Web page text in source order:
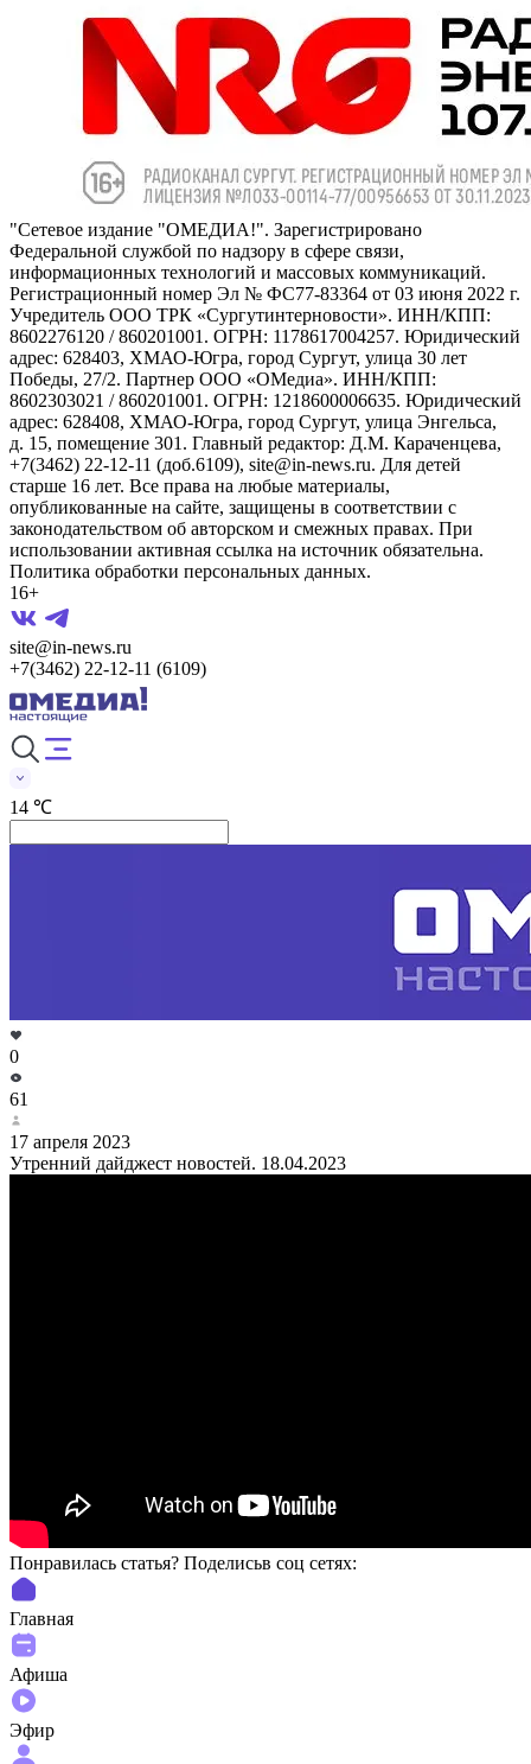
"Сетевое издание "ОМЕДИА!". Зарегистрировано
Федеральной службой по надзору в сфере связи,
информационных технологий и массовых коммуникаций.
Регистрационный номер Эл № ФС77-83364 от 03 июня 2022 г.
Учредитель ООО ТРК «Сургутинтерновости». ИНН/КПП:
8602276120 / 860201001. ОГРН: 1178617004257. Юридический
адрес: 628403, ХМАО-Югра, город Сургут, улица 30 лет
Победы, 27/2. Партнер ООО «ОМедиа». ИНН/КПП:
8602303021 / 860201001. ОГРН: 1218600006635. Юридический
адрес: 628408, ХМАО-Югра, город Сургут, улица Энгельса,
д. 15, помещение 301. Главный редактор: Д.М. Караченцева,
+7(3462) 22-12-11 (доб.6109), site@in-news.ru. Для детей
старше 16 лет. Все права на любые материалы,
опубликованные на сайте, защищены в соответствии с
законодательством об авторском и смежных правах. При
использовании активная ссылка на источник обязательна.
Политика обработки персональных данных.
16+
site@in-news.ru
+7(3462) 22-12-11 (6109)
14 ℃
0
61
17 апреля 2023
Утренний дайджест новостей. 18.04.2023
Понравилась статья? Поделиcьв соц сетях:
Главная
Афиша
Эфир